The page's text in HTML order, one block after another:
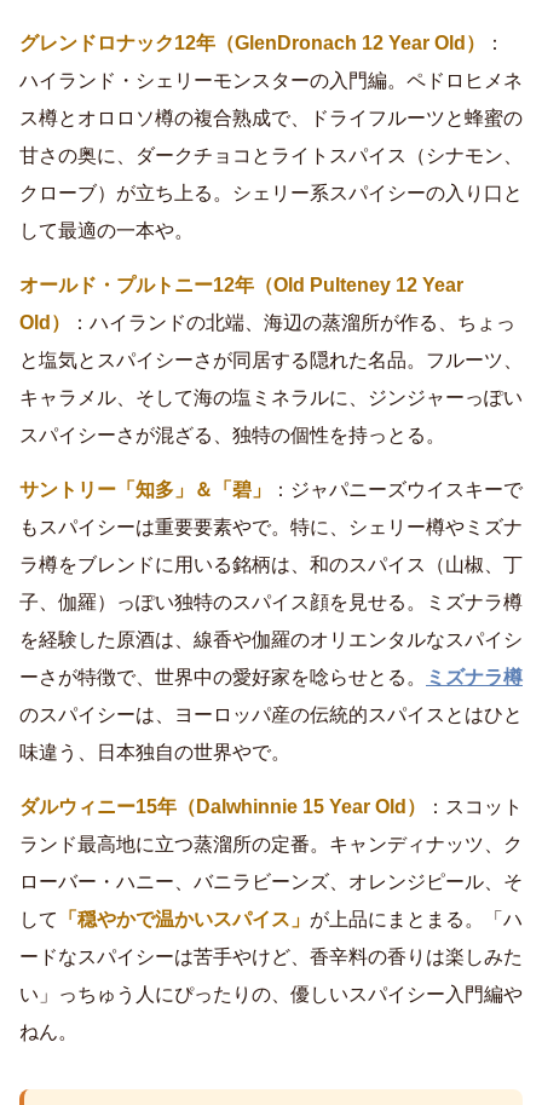
グレンドロナック12年（GlenDronach 12 Year Old）
：
ハイランド・シェリーモンスターの入門編。ペドロヒメネ
ス樽とオロロソ樽の複合熟成で、ドライフルーツと蜂蜜の
甘さの奥に、ダークチョコとライトスパイス（シナモン、
クローブ）が立ち上る。シェリー系スパイシーの入り口と
して最適の一本や。
オールド・プルトニー12年（Old Pulteney 12 Year
Old）
：ハイランドの北端、海辺の蒸溜所が作る、ちょっ
と塩気とスパイシーさが同居する隠れた名品。フルーツ、
キャラメル、そして海の塩ミネラルに、ジンジャーっぽい
スパイシーさが混ざる、独特の個性を持っとる。
サントリー「知多」＆「碧」
：ジャパニーズウイスキーで
もスパイシーは重要要素やで。特に、シェリー樽やミズナ
ラ樽をブレンドに用いる銘柄は、和のスパイス（山椒、丁
子、伽羅）っぽい独特のスパイス顔を見せる。ミズナラ樽
を経験した原酒は、線香や伽羅のオリエンタルなスパイシ
ーさが特徴で、世界中の愛好家を唸らせとる。
ミズナラ樽
のスパイシーは、ヨーロッパ産の伝統的スパイスとはひと
味違う、日本独自の世界やで。
ダルウィニー15年（Dalwhinnie 15 Year Old）
：スコット
ランド最高地に立つ蒸溜所の定番。キャンディナッツ、ク
ローバー・ハニー、バニラビーンズ、オレンジピール、そ
して
「穏やかで温かいスパイス」 が上品にまとまる。「ハ
ードなスパイシーは苦手やけど、香辛料の香りは楽しみた
い」っちゅう人にぴったりの、優しいスパイシー入門編や
ねん。